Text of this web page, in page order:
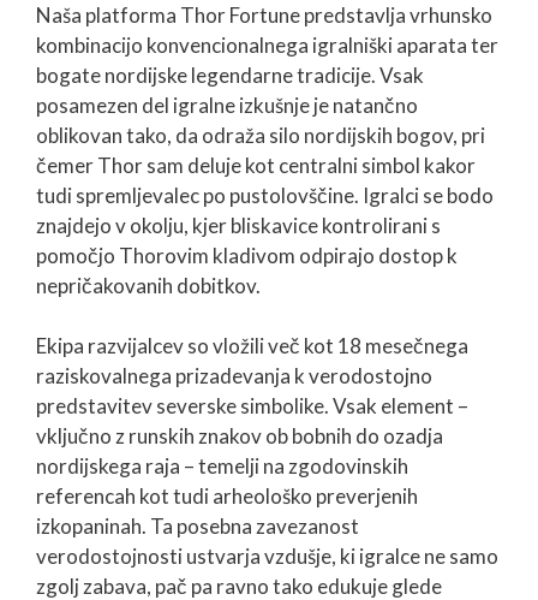
Naša platforma Thor Fortune predstavlja vrhunsko
kombinacijo konvencionalnega igralniški aparata ter
bogate nordijske legendarne tradicije. Vsak
posamezen del igralne izkušnje je natančno
oblikovan tako, da odraža silo nordijskih bogov, pri
čemer Thor sam deluje kot centralni simbol kakor
tudi spremljevalec po pustolovščine. Igralci se bodo
znajdejo v okolju, kjer bliskavice kontrolirani s
pomočjo Thorovim kladivom odpirajo dostop k
nepričakovanih dobitkov.
Ekipa razvijalcev so vložili več kot 18 mesečnega
raziskovalnega prizadevanja k verodostojno
predstavitev severske simbolike. Vsak element –
vključno z runskih znakov ob bobnih do ozadja
nordijskega raja – temelji na zgodovinskih
referencah kot tudi arheološko preverjenih
izkopaninah. Ta posebna zavezanost
verodostojnosti ustvarja vzdušje, ki igralce ne samo
zgolj zabava, pač pa ravno tako edukuje glede